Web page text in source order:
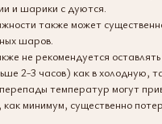
и шарики с дуются.
также может
шаров.
не рекомендуется
2-3 часов) как в холодную,
температур могут
минимум, существенно